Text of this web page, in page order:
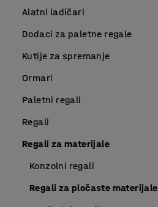
Alatni ladičari
Dodaci za paletne regale
Kutije za spremanje
Ormari
Paletni regali
Regali
Regali za materijale
Konzolni regali
Regali za pločaste materijale